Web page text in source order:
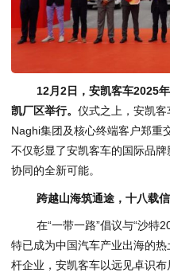
12月2日，安凯客车2025
凯厂区举行。 仪式之上，安凯
Naghi集团及核心终端客户郑重
不仅彰显了安凯客车的国际品
协同的全新可能。
跨越山海筑通途，十八载
在“一带一路”倡议与“沙特
特已成为中国汽车产业出海的
杆企业，安凯客车以远见卓识